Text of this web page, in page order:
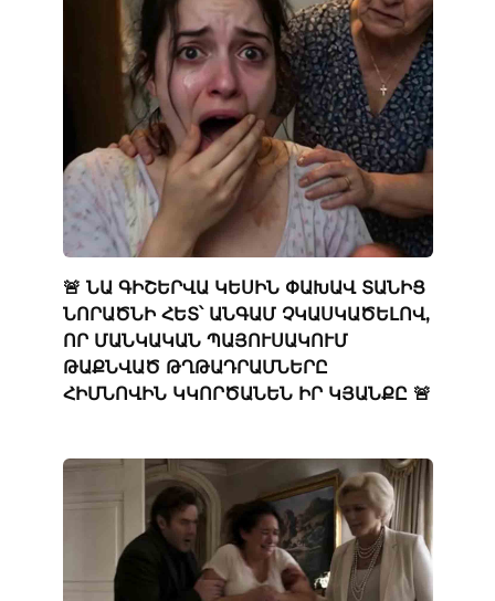
🚨 ՆԱ ԳԻՇԵՐՎԱ ԿԵՍԻՆ ՓԱԽԱՎ ՏԱՆԻՑ
ՆՈՐԱԾՆԻ ՀԵՏ՝ ԱՆԳԱՄ ՉԿԱՍԿԱԾԵԼՈՎ,
ՈՐ ՄԱՆԿԱԿԱՆ ՊԱՅՈՒՍԱԿՈՒՄ
ԹԱՔՆՎԱԾ ԹՂԹԱԴՐԱՄՆԵՐԸ
ՀԻՄՆՈՎԻՆ ԿԿՈՐԾԱՆԵՆ ԻՐ ԿՅԱՆՔԸ 🚨